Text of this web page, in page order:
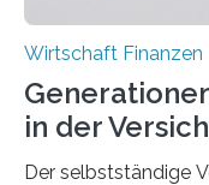
Wirtschaft Finanzen
in der
Der selbstständige